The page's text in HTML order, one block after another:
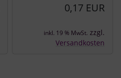
0,17 EUR
inkl. 19 % MwSt. zzgl.
Versandkosten